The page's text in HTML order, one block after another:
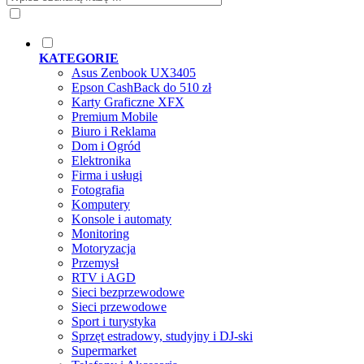
KATEGORIE
Asus Zenbook UX3405
Epson CashBack do 510 zł
Karty Graficzne XFX
Premium Mobile
Biuro i Reklama
Dom i Ogród
Elektronika
Firma i usługi
Fotografia
Komputery
Konsole i automaty
Monitoring
Motoryzacja
Przemysł
RTV i AGD
Sieci bezprzewodowe
Sieci przewodowe
Sport i turystyka
Sprzęt estradowy, studyjny i DJ-ski
Supermarket